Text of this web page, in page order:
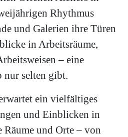
Rhythmus
und Galerien ihre Türen
in Arbeitsräume,
– eine
nur selten gibt.
ein vielfältiges
und Einblicken in
Räume und Orte – von